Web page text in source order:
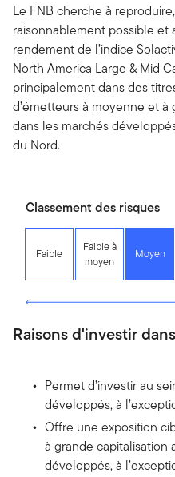
Le FNB cherche à
raisonnablement possible et
rendement de l’indice
North America Large & Mid
principalement dans des
d’émetteurs à moyenne et
dans les marchés
du Nord.
Classement des risques
Faible
Faible à
moyen
Moyen
Raisons d'investir
Permet d’investir au
développés, à
Offre une exposition
à grande capitalisation
développés, à